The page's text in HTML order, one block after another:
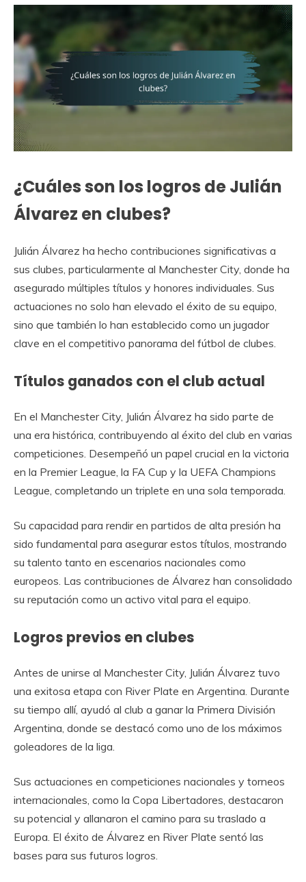
¿Cuáles son los logros de Julián
Álvarez en clubes?
Julián Álvarez ha hecho contribuciones significativas a
sus clubes, particularmente al Manchester City, donde ha
asegurado múltiples títulos y honores individuales. Sus
actuaciones no solo han elevado el éxito de su equipo,
sino que también lo han establecido como un jugador
clave en el competitivo panorama del fútbol de clubes.
Títulos ganados con el club actual
En el Manchester City, Julián Álvarez ha sido parte de
una era histórica, contribuyendo al éxito del club en varias
competiciones. Desempeñó un papel crucial en la victoria
en la Premier League, la FA Cup y la UEFA Champions
League, completando un triplete en una sola temporada.
Su capacidad para rendir en partidos de alta presión ha
sido fundamental para asegurar estos títulos, mostrando
su talento tanto en escenarios nacionales como
europeos. Las contribuciones de Álvarez han consolidado
su reputación como un activo vital para el equipo.
Logros previos en clubes
Antes de unirse al Manchester City, Julián Álvarez tuvo
una exitosa etapa con River Plate en Argentina. Durante
su tiempo allí, ayudó al club a ganar la Primera División
Argentina, donde se destacó como uno de los máximos
goleadores de la liga.
Sus actuaciones en competiciones nacionales y torneos
internacionales, como la Copa Libertadores, destacaron
su potencial y allanaron el camino para su traslado a
Europa. El éxito de Álvarez en River Plate sentó las
bases para sus futuros logros.